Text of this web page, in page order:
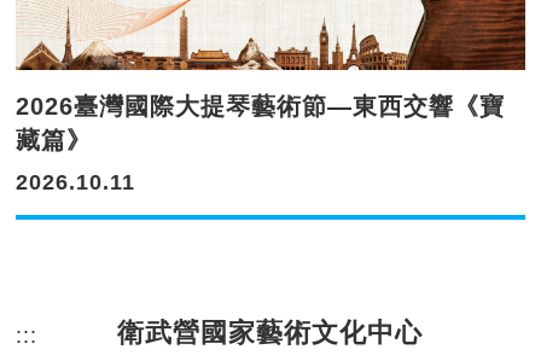
2026臺灣國際大提琴藝術節—東西交響《寶
藏篇》
2026.10.11
::: 頁尾網站資訊。
衛武營國家藝術文化中心